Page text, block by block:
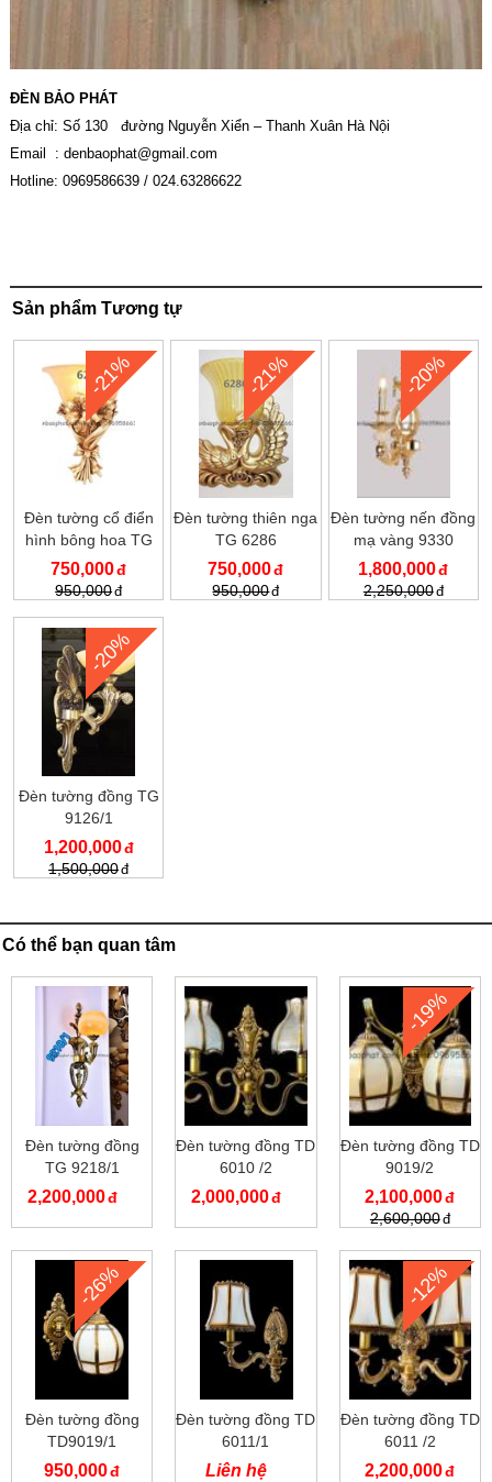
ĐÈN BẢO PHÁT
Địa chỉ: Số 130 đường Nguyễn Xiển – Thanh Xuân Hà Nội
Email : denbaophat@gmail.com
Hotline: 0969586639 / 024.63286622
Sản phẩm Tương tự
-21%
Đèn tường cổ điển
hình bông hoa TG
6266
750,000
950,000
-21%
Đèn tường thiên nga
TG 6286
750,000
950,000
-20%
Đèn tường nến đồng
mạ vàng 9330
1,800,000
2,250,000
-20%
Đèn tường đồng TG
9126/1
1,200,000
1,500,000
Có thể bạn quan tâm
Đèn tường đồng
TG 9218/1
2,200,000
Đèn tường đồng TD
6010 /2
2,000,000
-19%
Đèn tường đồng TD
9019/2
2,100,000
2,600,000
-26%
Đèn tường đồng
TD9019/1
950,000
Đèn tường đồng TD
6011/1
Liên hệ
-12%
Đèn tường đồng TD
6011 /2
2,200,000